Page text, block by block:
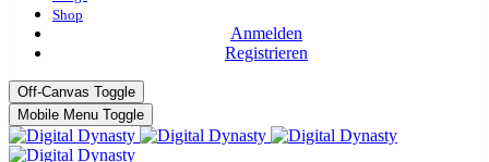
Shop
Anmelden
Registrieren
Off-Canvas Toggle
Mobile Menu Toggle